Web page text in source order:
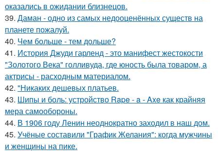
оказались в ожидании близнецов.
39. Даман - одно из самых недооценённых существ на
планете пожалуй.
40. Чем больше - тем дольше?
41. История Джуди гарленд - это манифест жестокости
"Золотого Века" голливуда, где юность была товаром, а
актрисы - расходным материалом.
42. "Никаких дешевых платьев.
43. Шипы и боль: устройство Rape - a - Axe как крайняя
мера самообороны.
44. В 1906 году Ленин неоднократно заходил в наш дом.
45. Учёные составили "График Желания": когда мужчины
и женщины на пике.